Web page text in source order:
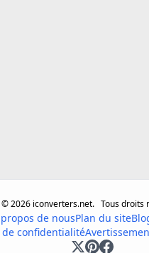
©2026 iconverters.net. Tous droits
de nousPlan du site
confidentialité